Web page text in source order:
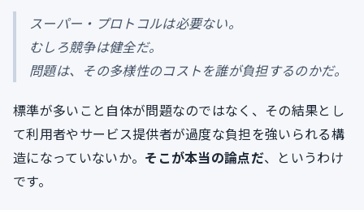
スーパー・プロトコルは必要ない。
むしろ競争は健全だ。
問題は、その多様性のコストを誰が負担するのかだ。
標準が多いこと自体が問題なのではなく、その結果とし
て利用者やサービス提供者が過度な負担を強いられる構
造になっていないか。 そこが本当の論点だ、というわけ
です。